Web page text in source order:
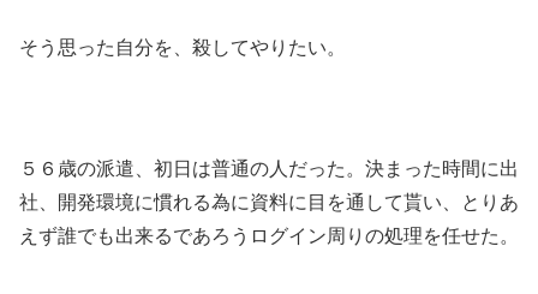
そう思った自分を、殺してやりたい。
５６歳の派遣、初日は普通の人だった。決まった時間に出
社、開発環境に慣れる為に資料に目を通して貰い、とりあ
えず誰でも出来るであろうログイン周りの処理を任せた。